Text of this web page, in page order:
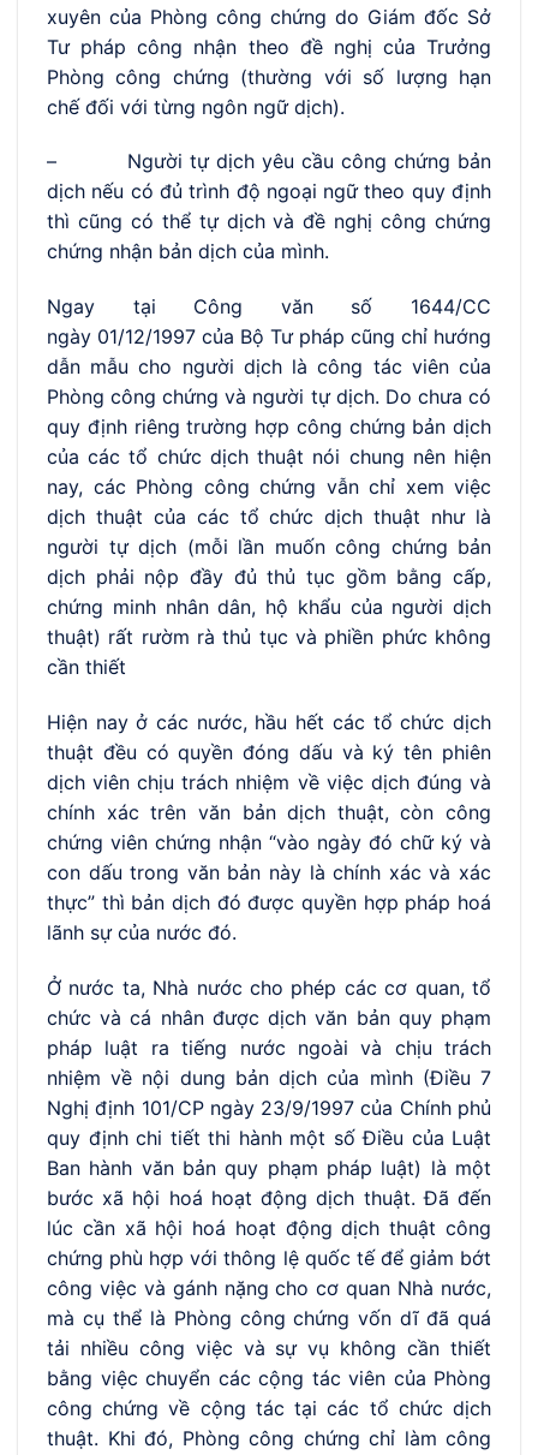
xuyên của Phòng công chứng do Giám đốc Sở
Tư pháp công nhận theo đề nghị của Trưởng
Phòng công chứng (thường với số lượng hạn
chế đối với từng ngôn ngữ dịch).
– Người tự dịch yêu cầu công chứng bản
dịch nếu có đủ trình độ ngoại ngữ theo quy định
thì cũng có thể tự dịch và đề nghị công chứng
chứng nhận bản dịch của mình.
Ngay tại Công văn số 1644/CC
ngày 01/12/1997 của Bộ Tư pháp cũng chỉ hướng
dẫn mẫu cho người dịch là công tác viên của
Phòng công chứng và người tự dịch. Do chưa có
quy định riêng trường hợp công chứng bản dịch
của các tổ chức dịch thuật nói chung nên hiện
nay, các Phòng công chứng vẫn chỉ xem việc
dịch thuật của các tổ chức dịch thuật như là
người tự dịch (mỗi lần muốn công chứng bản
dịch phải nộp đầy đủ thủ tục gồm bằng cấp,
chứng minh nhân dân, hộ khẩu của người dịch
thuật) rất rườm rà thủ tục và phiền phức không
cần thiết
Hiện nay ở các nước, hầu hết các tổ chức dịch
thuật đều có quyền đóng dấu và ký tên phiên
dịch viên chịu trách nhiệm về việc dịch đúng và
chính xác trên văn bản dịch thuật, còn công
chứng viên chứng nhận “vào ngày đó chữ ký và
con dấu trong văn bản này là chính xác và xác
thực” thì bản dịch đó được quyền hợp pháp hoá
lãnh sự của nước đó.
Ở nước ta, Nhà nước cho phép các cơ quan, tổ
chức và cá nhân được dịch văn bản quy phạm
pháp luật ra tiếng nước ngoài và chịu trách
nhiệm về nội dung bản dịch của mình (Điều 7
Nghị định 101/CP ngày 23/9/1997 của Chính phủ
quy định chi tiết thi hành một số Điều của Luật
Ban hành văn bản quy phạm pháp luật) là một
bước xã hội hoá hoạt động dịch thuật. Đã đến
lúc cần xã hội hoá hoạt động dịch thuật công
chứng phù hợp với thông lệ quốc tế để giảm bớt
công việc và gánh nặng cho cơ quan Nhà nước,
mà cụ thể là Phòng công chứng vốn dĩ đã quá
tải nhiều công việc và sự vụ không cần thiết
bằng việc chuyển các cộng tác viên của Phòng
công chứng về cộng tác tại các tổ chức dịch
thuật. Khi đó, Phòng công chứng chỉ làm công